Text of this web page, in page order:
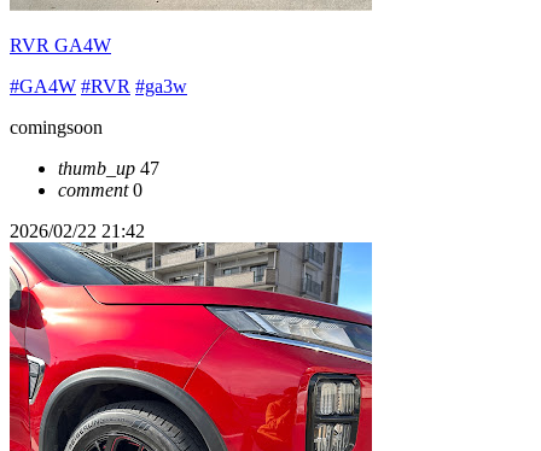
RVR GA4W
#GA4W #RVR #ga3w
comingsoon
thumb_up 47
comment0
2026/02/22 21:42